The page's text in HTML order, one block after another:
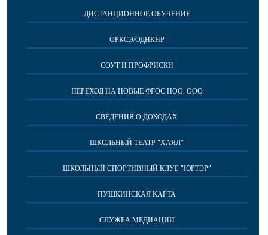
ДИСТАНЦИОННОЕ ОБУЧЕНИЕ
ОРКСЭ/ОДНКНР
СОУТ И ПРОФРИСКИ
ПЕРЕХОД НА НОВЫЕ ФГОС НОО, ООО
СВЕДЕНИЯ О ДОХОДАХ
ШКОЛЬНЫЙ ТЕАТР "ХАЯЛ"
ШКОЛЬНЫЙ СПОРТИВНЫЙ КЛУБ "ЮРТЭР"
ПУШКИНСКАЯ КАРТА
СЛУЖБА МЕДИАЦИИ